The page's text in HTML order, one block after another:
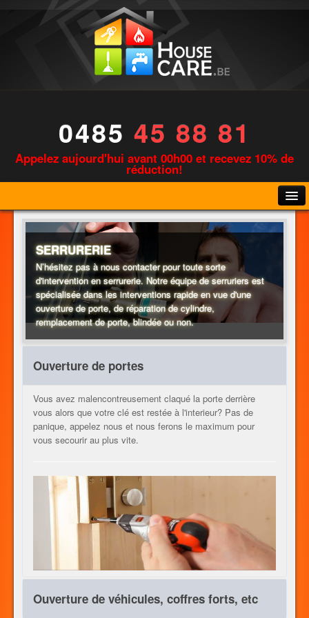
0485 45 88 81
Appelez aujourd'hui avant 00h00 et recevez 10% de
réduction!
PLOMBERIE
CHAUFFAGE
AUTRES METIERS
SERRURERIE
N’hésitez pas à nous contacter pour toute sorte
d'intervention en serrurerie. Notre équipe de serruriers est
spécialisée dans les interventions rapide en vue d'une
ouverture de porte, de réparation de cylindre,
remplacement de porte, blindée ou non.
Ouverture de portes
Vous avez malencontreusement claqué la porte derrière
vous alors que votre clé est restée à l'interieur? Pas de
panique, appelez nous et nous ferons le maximum pour
vous secourir au plus vite.
Ouverture de véhicules, coffres forts, etc